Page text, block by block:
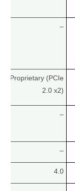
–
Proprietary (PCIe
2.0 x2)
–
–
4.0